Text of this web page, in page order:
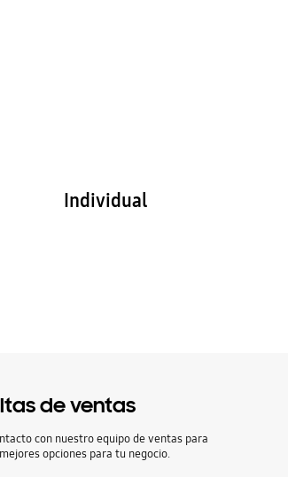
Individual
de ventas
con nuestro equipo de ventas para
opciones para tu negocio.